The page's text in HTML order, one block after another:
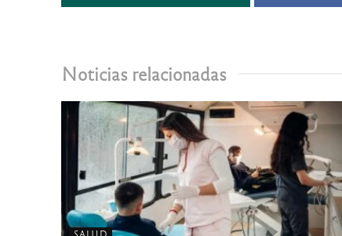
Noticias relacionadas